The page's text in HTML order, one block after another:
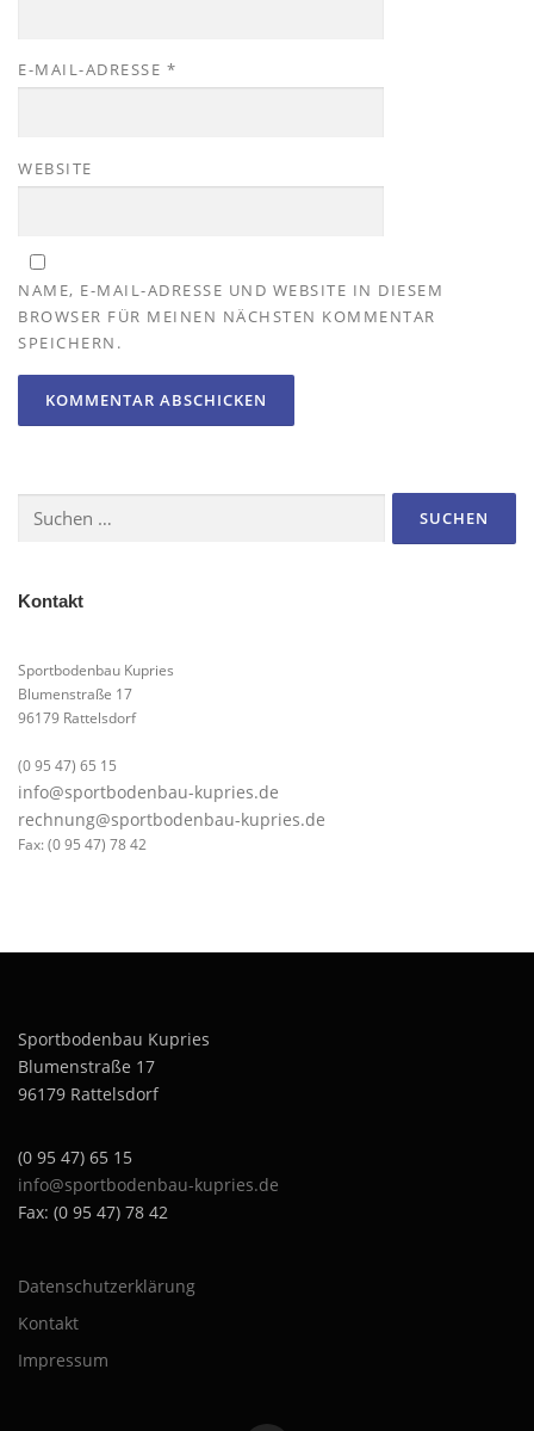
E-MAIL-ADRESSE *
WEBSITE
NAME, E-MAIL-ADRESSE UND WEBSITE IN DIESEM
BROWSER FÜR MEINEN NÄCHSTEN KOMMENTAR
SPEICHERN.
nach:
Kontakt
Sportbodenbau Kupries
Blumenstraße 17
96179 Rattelsdorf
(0 95 47) 65 15
info@sportbodenbau-kupries.de
rechnung@sportbodenbau-kupries.de
Fax: (0 95 47) 78 42
Sportbodenbau Kupries
Blumenstraße 17
96179 Rattelsdorf
(0 95 47) 65 15
info@sportbodenbau-kupries.de
Fax: (0 95 47) 78 42
Datenschutzerklärung
Kontakt
Impressum